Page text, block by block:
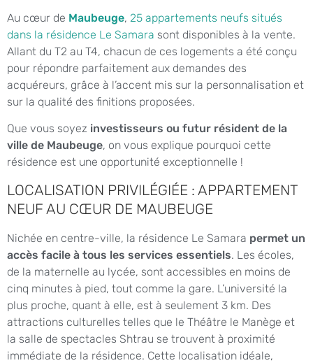
Au cœur de Maubeuge, 25 appartements neufs situés
dans la résidence Le Samara sont disponibles à la vente.
Allant du T2 au T4, chacun de ces logements a été conçu
pour répondre parfaitement aux demandes des
acquéreurs, grâce à l’accent mis sur la personnalisation et
sur la qualité des finitions proposées.
Que vous soyez investisseurs ou futur résident de la
ville de Maubeuge, on vous explique pourquoi cette
résidence est une opportunité exceptionnelle !
LOCALISATION PRIVILÉGIÉE : APPARTEMENT
NEUF AU CŒUR DE MAUBEUGE
Nichée en centre-ville, la résidence Le Samara permet un
accès facile à tous les services essentiels. Les écoles,
de la maternelle au lycée, sont accessibles en moins de
cinq minutes à pied, tout comme la gare. L’université la
plus proche, quant à elle, est à seulement 3 km. Des
attractions culturelles telles que le Théâtre le Manège et
la salle de spectacles Shtrau se trouvent à proximité
immédiate de la résidence. Cette localisation idéale,